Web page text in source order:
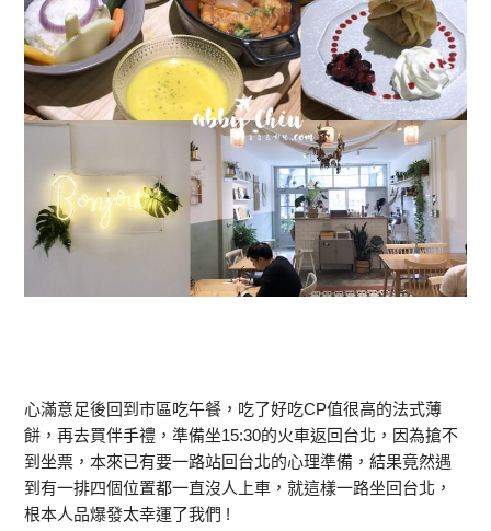
心滿意足後回到市區吃午餐，吃了好吃CP值很高的法式薄
餅，再去買伴手禮，準備坐15:30的火車返回台北，因為搶不
到坐票，本來已有要一路站回台北的心理準備，結果竟然遇
到有一排四個位置都一直沒人上車，就這樣一路坐回台北，
根本人品爆發太幸運了我們 !